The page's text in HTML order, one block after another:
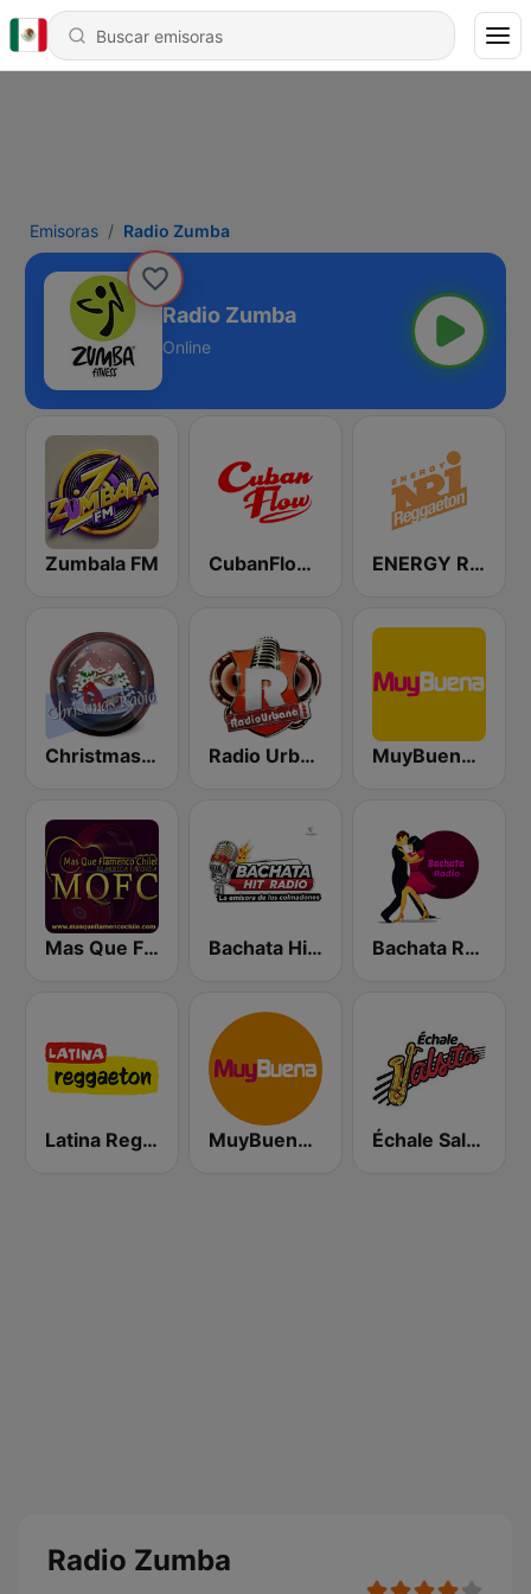
Emisoras Radio Zumba
Radio Zumba
Online
Zumbala FM CubanFlow Radio ENERGY Reggaeton
Christmas Radio Radio Urbano MuyBuena Benidorm
Mas Que Flamenco Bachata Hit Radio Bachata Radio
Latina Reggaeton MuyBuena - Alicante Échale Salsita
Radio Zumba